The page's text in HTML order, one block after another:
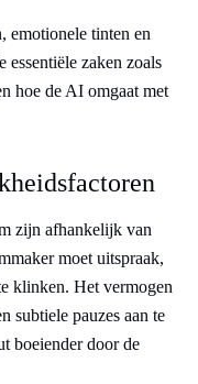
emotionele tinten en
essentiële zaken zoals
hoe de AI omgaat met
zijn afhankelijk van
moet uitspraak,
klinken. Het vermogen
subtiele pauzes aan te
boeiender door de